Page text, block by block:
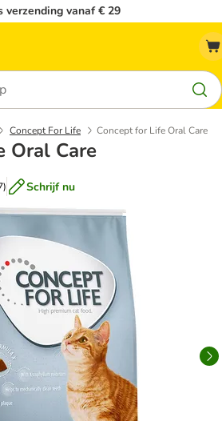
verzending vanaf € 29
Concept For Life Concept for Life Oral Care
Oral Care
) Schrijf nu